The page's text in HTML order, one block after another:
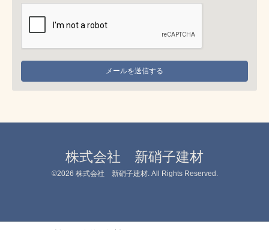
株式会社 新硝子建材
©2026 株式会社 新硝子建材. All Rights Reserved.